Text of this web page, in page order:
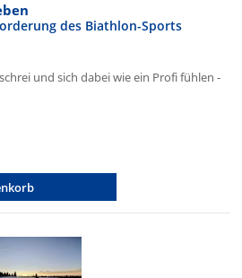
des Biathlon-Sports
und sich dabei wie ein Profi fühlen -